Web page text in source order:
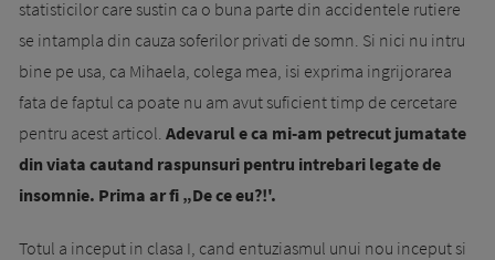
statisticilor care sustin ca o buna parte din accidentele rutiere
se intampla din cauza soferilor privati de somn. Si nici nu intru
bine pe usa, ca Mihaela, colega mea, isi exprima ingrijorarea
fata de faptul ca poate nu am avut suficient timp de cercetare
pentru acest articol. Adevarul e ca mi-am petrecut jumatate
din viata cautand raspunsuri pentru intrebari legate de
insomnie. Prima ar fi „De ce eu?!'.
Totul a inceput in clasa I, cand entuziasmul unui nou inceput si